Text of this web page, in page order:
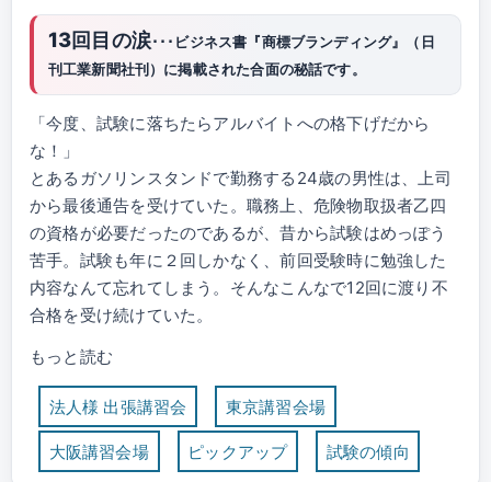
13回目の涙･･･ビジネス書『商標ブランディング』（日
刊工業新聞社刊）に掲載された合面の秘話です。
「今度、試験に落ちたらアルバイトへの格下げだから
な！」
とあるガソリンスタンドで勤務する24歳の男性は、上司
から最後通告を受けていた。職務上、危険物取扱者乙四
の資格が必要だったのであるが、昔から試験はめっぽう
苦手。試験も年に２回しかなく、前回受験時に勉強した
内容なんて忘れてしまう。そんなこんなで12回に渡り不
合格を受け続けていた。
もっと読む
法人様 出張講習会 東京講習会場
大阪講習会場 ピックアップ 試験の傾向